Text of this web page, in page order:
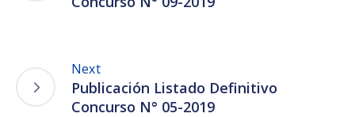
Next
Publicación Listado Definitivo
Concurso N° 05-2019